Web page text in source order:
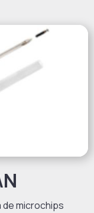
de microchips